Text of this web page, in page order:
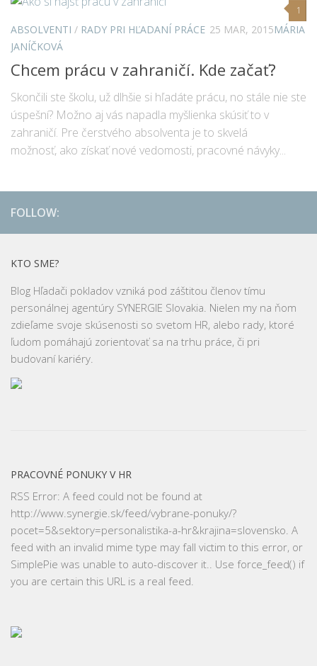
1
ABSOLVENTI / RADY PRI HĽADANÍ PRÁCE 25 MAR, 2015MÁRIA
JANÍČKOVÁ
Chcem prácu v zahraničí. Kde začať?
Skončili ste školu, už dlhšie si hľadáte prácu, no stále nie ste
úspešní? Možno aj vás napadla myšlienka skúsiť to v
zahraničí. Pre čerstvého absolventa je to skvelá
možnosť, ako získať nové vedomosti, pracovné návyky...
FOLLOW:
KTO SME?
Blog Hľadači pokladov vzniká pod záštitou členov tímu
personálnej agentúry SYNERGIE Slovakia. Nielen my na ňom
zdieľame svoje skúsenosti so svetom HR, alebo rady, ktoré
ľudom pomáhajú zorientovať sa na trhu práce, či pri
budovaní kariéry.
PRACOVNÉ PONUKY V HR
RSS Error: A feed could not be found at
http://www.synergie.sk/feed/vybrane-ponuky/?
pocet=5&sektory=personalistika-a-hr&krajina=slovensko. A
feed with an invalid mime type may fall victim to this error, or
SimplePie was unable to auto-discover it.. Use force_feed() if
you are certain this URL is a real feed.